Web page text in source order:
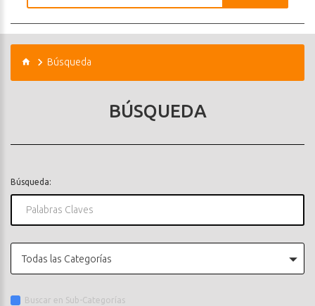
Búsqueda
BÚSQUEDA
Búsqueda:
Todas las Categorías
Buscar en Sub-Categorías